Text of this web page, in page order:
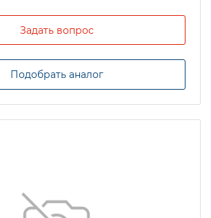
Задать вопрос
Подобрать аналог